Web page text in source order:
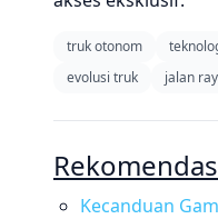
truk otonom
evolusi truk
jalan
Kecanduan